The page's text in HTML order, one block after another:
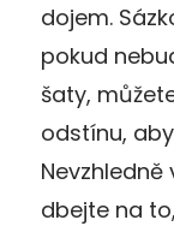
dojem.
pokud
šaty,
odstínu,
dbejte na